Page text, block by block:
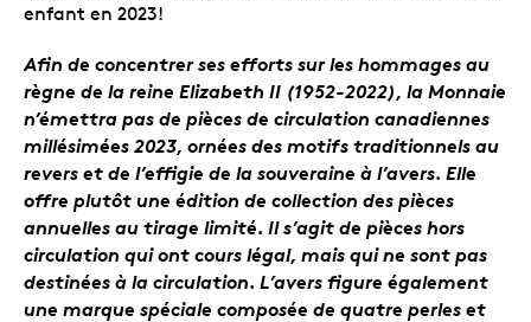
enfant en 2023!
Afin de concentrer ses efforts sur les hommages au
règne de la reine Elizabeth II (1952-2022), la Monnaie
n’émettra pas de pièces de circulation canadiennes
millésimées 2023, ornées des motifs traditionnels au
revers et de l’effigie de la souveraine à l’avers. Elle
offre plutôt une édition de collection des pièces
annuelles au tirage limité. Il s’agit de pièces hors
circulation qui ont cours légal, mais qui ne sont pas
destinées à la circulation. L’avers figure également
une marque spéciale composée de quatre perles et